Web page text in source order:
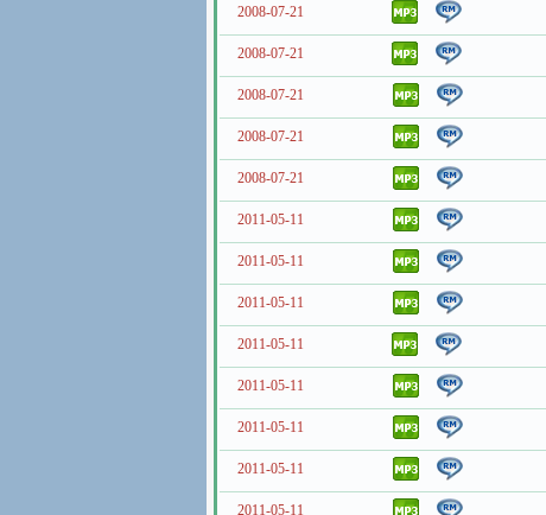
2008-07-21
2008-07-21
2008-07-21
2008-07-21
2008-07-21
2011-05-11
2011-05-11
2011-05-11
2011-05-11
2011-05-11
2011-05-11
2011-05-11
2011-05-11